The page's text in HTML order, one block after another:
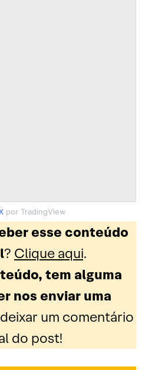
por TradingView
esse conteúdo
? Clique aqui.
tem alguma
nos enviar uma
um comentário
do post!